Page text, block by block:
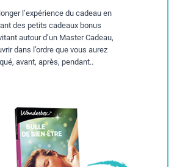
l’expérience du cadeau en
des petits cadeaux bonus
autour d’un Master Cadeau,
dans l’ordre que vous aurez
avant, après, pendant..